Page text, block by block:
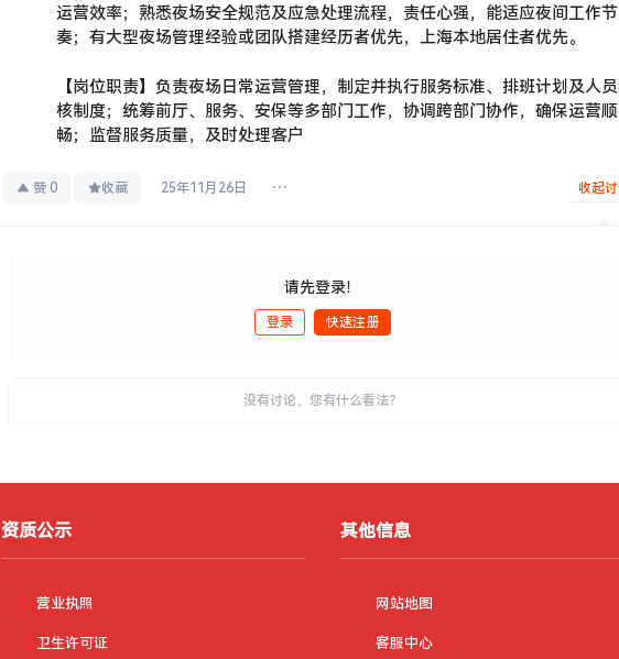
运营效率；熟悉夜场安全规范及应急处理流程，责任心强，能适应夜间工作节
奏；有大型夜场管理经验或团队搭建经历者优先，上海本地居住者优先。
【岗位职责】负责夜场日常运营管理，制定并执行服务标准、排班计划及人
核制度；统筹前厅、服务、安保等多部门工作，协调跨部门协作，确保运营顺
畅；监督服务质量，及时处理客户
赞 0 收藏 25年11月26日 收起
请先登录！
登录 快速注册
没有讨论，您有什么看法？
资质公示
营业执照
卫生许可证
其他信息
网站地图
客服中心